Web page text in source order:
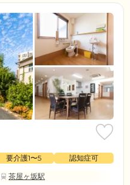
要介護1〜5
認知症可
茶屋ヶ坂駅